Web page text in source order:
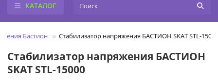
КАТАЛОГ
Бастион Стабилизатор напряжения БАСТИОН SKAT STL-15000
Стабилизатор напряжения БАСТИОН
SKAT STL-15000